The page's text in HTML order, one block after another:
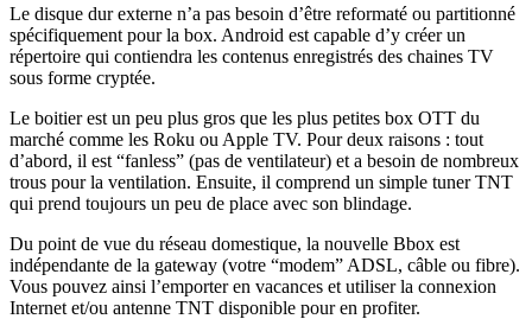
Le disque dur externe n’a pas besoin d’être reformaté ou partitionné
spécifiquement pour la box. Android est capable d’y créer un
répertoire qui contiendra les contenus enregistrés des chaines TV
sous forme cryptée.
Le boitier est un peu plus gros que les plus petites box OTT du
marché comme les Roku ou Apple TV. Pour deux raisons : tout
d’abord, il est “fanless” (pas de ventilateur) et a besoin de nombreux
trous pour la ventilation. Ensuite, il comprend un simple tuner TNT
qui prend toujours un peu de place avec son blindage.
Du point de vue du réseau domestique, la nouvelle Bbox est
indépendante de la gateway (votre “modem” ADSL, câble ou fibre).
Vous pouvez ainsi l’emporter en vacances et utiliser la connexion
Internet et/ou antenne TNT disponible pour en profiter.